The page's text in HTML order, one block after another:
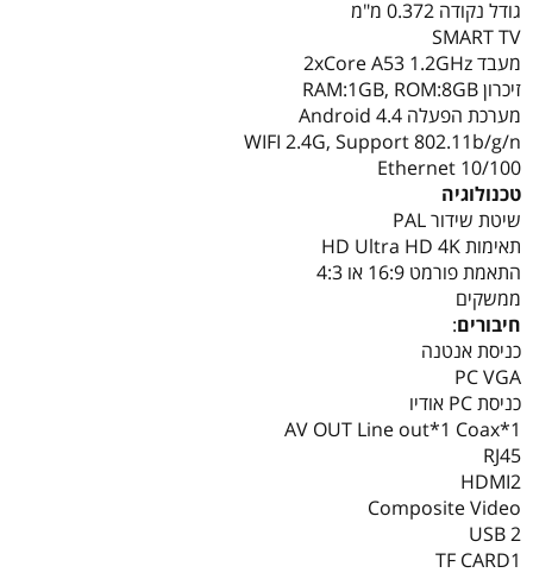
גודל נקודה 0.372 מ"מ
SMART TV
מעבד 2xCore A53 1.2GHz
זיכרון RAM:1GB, ROM:8GB
מערכת הפעלה Android 4.4
WIFI 2.4G, Support 802.11b/g/n
Ethernet 10/100
טכנולוגיה
שיטת שידור PAL
תאימות HD Ultra HD 4K
התאמת פורמט 16:9 או 4:3
ממשקים
חיבורים:
כניסת אנטנה
PC VGA
כניסת PC אודיו
AV OUT Line out*1 Coax*1
RJ45
HDMI2
Composite Video
USB 2
TF CARD1